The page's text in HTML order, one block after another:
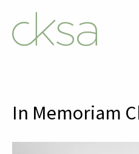
In Memoriam